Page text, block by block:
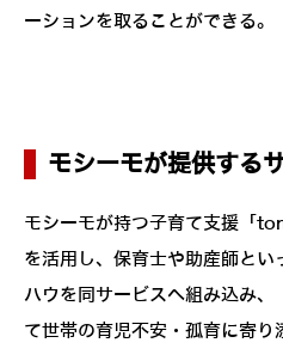
ーションを取ることができる。
モシーモが提供する
モシーモが持つ子育て支援「
を活用し、保育士や助産師と
ハウを同サービスへ組み込み
て世帯の育児不安・孤育に寄り